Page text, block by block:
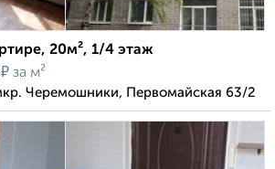
20м², 1/4 этаж
₽ за м²
Черемошники, Первомайская 63/2